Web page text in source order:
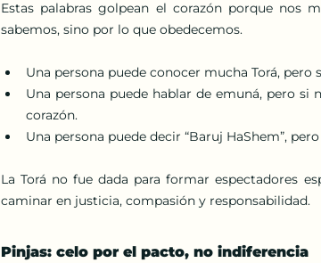
Estas palabras golpean el corazón porque nos
sabemos, sino por lo que obedecemos.
Una persona puede conocer mucha Torá,
Una persona puede hablar de emuná, pero
corazón.
Una persona puede decir “Baruj HaShem”,
La Torá no fue dada para formar espectadores
caminar en justicia, compasión y responsabilidad.
Pinjas: celo por el pacto, no indiferencia